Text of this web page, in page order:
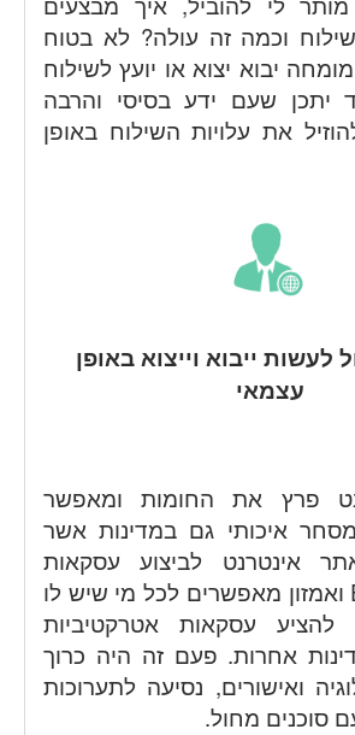
וכמה זה עולה? לא בטוח
יבוא יצוא או יועץ לשילוח
יתכן שעם ידע בסיסי והרבה
את עלויות השילוח באופן
לעשות ייבוא וייצוא באופן
עצמאי
פרץ את החומות ומאפשר
איכותי גם במדינות אשר
אינטרנט לביצוע עסקאות
כדוגמת E-BUY ואמזון מאפשרים לכל מי שיש לו
עסקאות אטרקטיביות
אחרות. פעם זה היה כרוך
ואישורים, נסיעה לתערוכות
סוכנים מחול.